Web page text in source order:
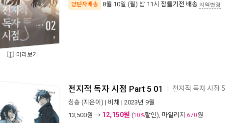
미리보기
양탄자배송 8월 10일 (월) 밤 11시 잠들기전 배송 지역변경
전지적 독자 시점 Part 5 01 전지적 독자 시점 5
싱숑 (지은이) | 비채 | 2023년 9월
13,500원 → 12,150원 (10%할인), 마일리지 670원